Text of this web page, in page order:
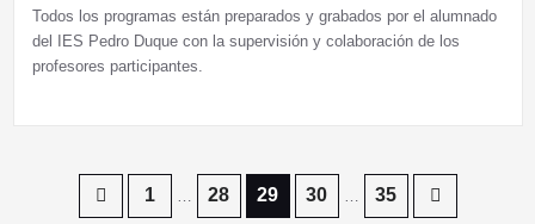
Todos los programas están preparados y grabados por el alumnado
del IES Pedro Duque con la supervisión y colaboración de los
profesores participantes.
Paginación
1 … 28 29 30 … 35